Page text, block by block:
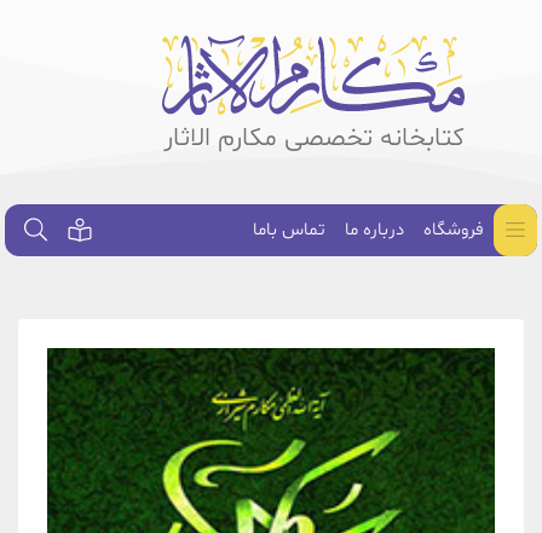
کتابخانه تخصصی مکارم الاثار
فروشگاه درباره ما تماس باما